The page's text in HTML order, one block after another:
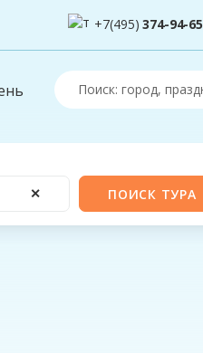
+7(495)374-94-65
✕ ПОИСК ТУРА